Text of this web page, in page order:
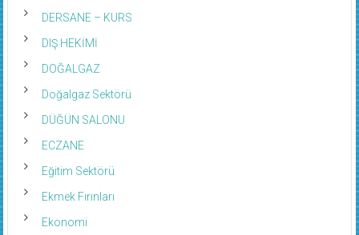
DERSANE – KURS
DIŞ HEKİMİ
DOĞALGAZ
Doğalgaz Sektörü
DÜĞÜN SALONU
ECZANE
Eğitim Sektörü
Ekmek Fırınları
Ekonomi